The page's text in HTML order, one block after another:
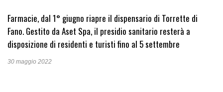
Farmacie, dal 1° giugno riapre il dispensario di Torrette di
Fano. Gestito da Aset Spa, il presidio sanitario resterà a
disposizione di residenti e turisti fino al 5 settembre
30 maggio 2022